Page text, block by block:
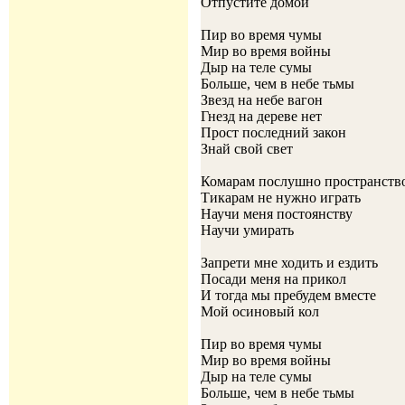
Пир во время чумы
Мир во время войны
Дыр на теле сумы
Больше, чем в небе тьмы
Звезд на небе вагон
Гнезд на дереве нет
Прост последний закон
Знай свой свет
Комарам послушно
Тикарам не нужно играть
Научи меня постоянству
Научи умирать
Запрети мне ходить и ездить
Посади меня на прикол
И тогда мы пребудем вместе
Мой осиновый кол
Пир во время чумы
Мир во время войны
Дыр на теле сумы
Больше, чем в небе тьмы